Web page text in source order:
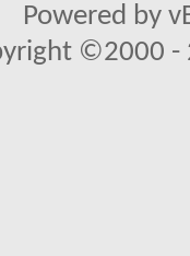
Powered by
©2000 -